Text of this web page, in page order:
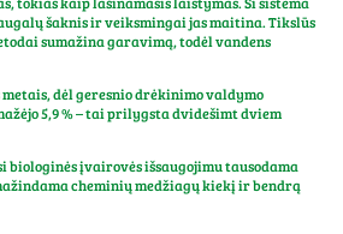
šaknis ir veiksmingai jas maitina. Tikslūs
sumažina garavimą, todėl vandens
dėl geresnio drėkinimo valdymo
5,9 % – tai prilygsta dvidešimt dviem
biologinės įvairovės išsaugojimu tausodama
cheminių medžiagų kiekį ir bendrą